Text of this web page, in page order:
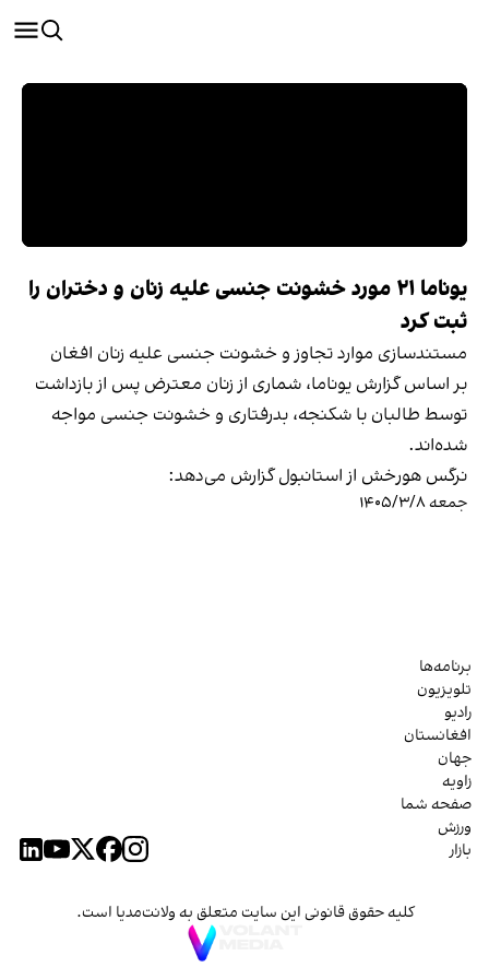
یوناما ۲۱ مورد خشونت جنسی علیه زنان و دختران را
ثبت کرد
مستندسازی موارد تجاوز و خشونت جنسی علیه زنان افغان
بر اساس گزارش یوناما، شماری از زنان معترض پس از بازداشت
توسط طالبان با شکنجه، بدرفتاری و خشونت جنسی مواجه
شده‌اند.
نرگس هورخش از استانبول گزارش می‌دهد:
جمعه ۱۴۰۵/۳/۸
برنامه‌ها
تلویزیون
رادیو
افغانستان
جهان
زاویه
صفحه شما
ورزش
بازار
کلیه حقوق قانونی این سایت متعلق به ولانت‌مدیا است.